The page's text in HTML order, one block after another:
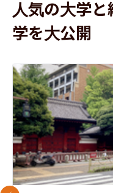
人気の大学
学を大公開